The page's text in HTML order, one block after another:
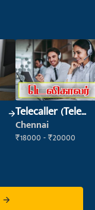
Telecaller (Tele
Sales)
Chennai
₹18000 - ₹20000